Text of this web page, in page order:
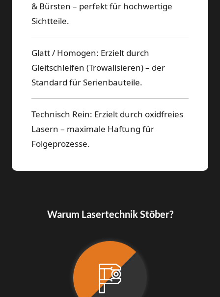
& Bürsten – perfekt für hochwertige
Sichtteile.
Glatt / Homogen: Erzielt durch
Gleitschleifen (Trowalisieren) – der
Standard für Serienbauteile.
Technisch Rein: Erzielt durch oxidfreies
Lasern – maximale Haftung für
Folgeprozesse.
Warum Lasertechnik Stöber?